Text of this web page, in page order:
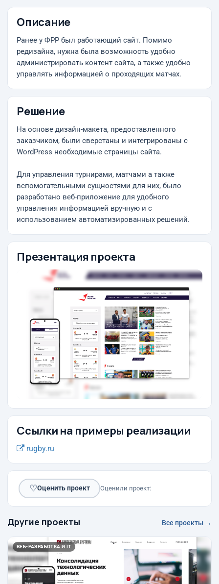
Описание
Ранее у ФРР был работающий сайт. Помимо
редизайна, нужна была возможность удобно
администрировать контент сайта, а также удобно
управлять информацией о проходящих матчах.
Решение
На основе дизайн-макета, предоставленного
заказчиком, были сверстаны и интегрированы с
WordPress необходимые страницы сайта.
Для управления турнирами, матчами а также
вспомогательными сущностями для них, было
разработано веб-приложение для удобного
управления информацией вручную и с
использованием автоматизированных решений.
Презентация проекта
Ссылки на примеры реализации
rugby.ru
♡Оценить проект Оценили проект:
Другие проекты Все проекты →
ВЕБ-РАЗРАБОТКА И IT